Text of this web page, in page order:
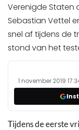
Verenigde Staten
Sebastian Vettel
snel af tijdens de
stond van het
1 november 2019
Tijdens de eerste